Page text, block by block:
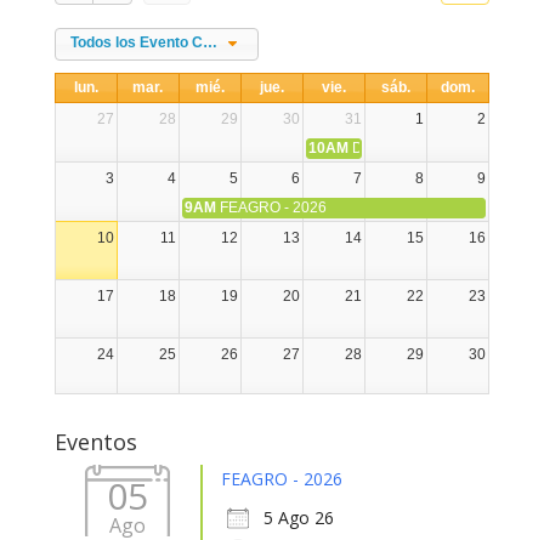
Todos los Evento Categories
lun. mar. mié. jue. vie. sáb.
dom.
27
28 29 30 31 1
2
10AM DIA NACIONAL DE LA
3
4 5 6 7 8
9
9AM FEAGRO - 2026
10
11 12 13 14 15 16
17 18 19 20 21 22 23
24 25 26 27 28 29 30
Eventos
05
Ago
FEAGRO - 2026
5 Ago 26